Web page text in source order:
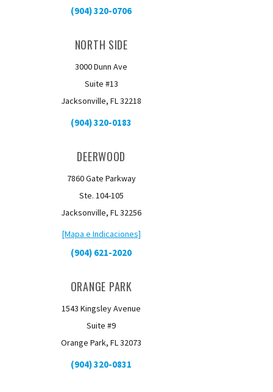
(904) 320-0706
NORTH SIDE
3000 Dunn Ave
Suite #13
Jacksonville, FL 32218
(904) 320-0183
DEERWOOD
7860 Gate Parkway
Ste. 104-105
Jacksonville, FL 32256
[Mapa e Indicaciones]
(904) 621-2020
ORANGE PARK
1543 Kingsley Avenue
Suite #9
Orange Park, FL 32073
(904) 320-0831